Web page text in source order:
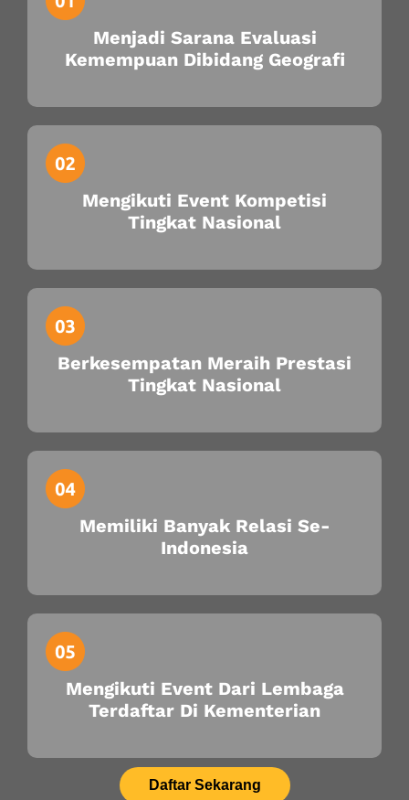
Menjadi Sarana Evaluasi
Kemempuan Dibidang Geografi
Mengikuti Event Kompetisi
Tingkat Nasional
Berkesempatan Meraih Prestasi
Tingkat Nasional
Memiliki Banyak Relasi Se-
Indonesia
Mengikuti Event Dari Lembaga
Terdaftar Di Kementerian
Daftar Sekarang